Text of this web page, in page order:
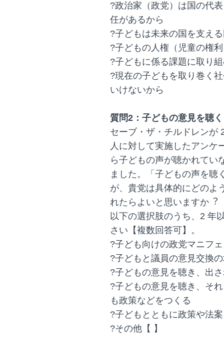
?政治家（政党）は国の代
任があるから
?子どもは未来の国を支え
?子どもの人権（児童の権
?子どもに係る課題に取り
?現在の子どもを取り巻く
いけないから
質問2：子どもの意見を聴
セーブ・ザ・チルドレンが
人に対して実施したアンケ
ら子どもの声が聴かれてい
ました。「子どもの声を聴
が、貴党は具体的にどのよ
れたらよいと思いますか︖
以下の選択肢のうち、2 年
さい【複数回答可】。
?子ども向けの政党マニフ
?子どもと議員の意見交換
?子どもの意見を聴き、出
?子どもの意見を聴き、そ
も政策などをつくる
?子どもとともに政策や法
?その他【 】